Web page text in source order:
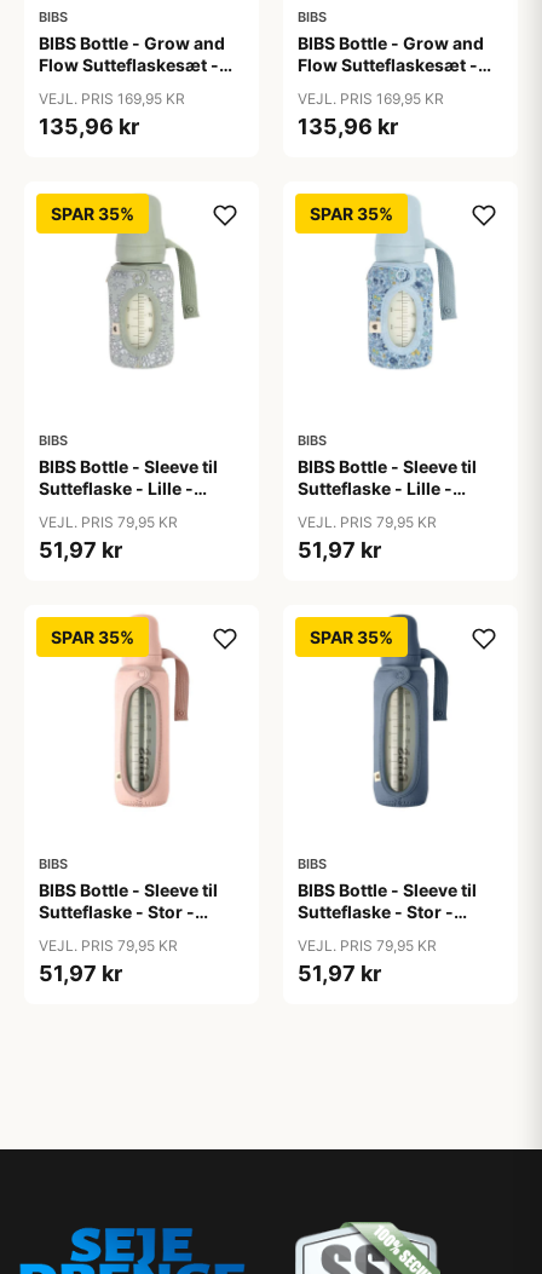
BIBS
BIBS Bottle - Grow and
Flow Sutteflaskesæt -
Naturgummi/Rund -
150ml/270ml - 2-Pak -
VEJL. PRIS 169,95 KR
135,96 kr
BIBS
BIBS Bottle - Grow and
Flow Sutteflaskesæt -
150ml/270ml - 2-Pak -
Ivory
VEJL. PRIS 169,95 KR
135,96 kr
SPAR 35%
BIBS
BIBS Bottle - Sleeve til
Sutteflaske - Lille -
VEJL. PRIS 79,95 KR
51,97 kr
SPAR 35%
BIBS
BIBS Bottle - Sleeve til
Sutteflaske - Lille -
Lawn/Baby Blue
VEJL. PRIS 79,95 KR
51,97 kr
SPAR 35%
BIBS
BIBS Bottle - Sleeve til
Sutteflaske - Stor -
VEJL. PRIS 79,95 KR
51,97 kr
SPAR 35%
BIBS
BIBS Bottle - Sleeve til
Sutteflaske - Stor -
VEJL. PRIS 79,95 KR
51,97 kr